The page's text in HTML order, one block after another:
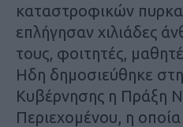
καταστροφικών
επλήγησαν χιλιάδες
τους, φοιτητές,
Ηδη δημοσιεύθηκε
Κυβέρνησης η Πράξη
Περιεχομένου, η